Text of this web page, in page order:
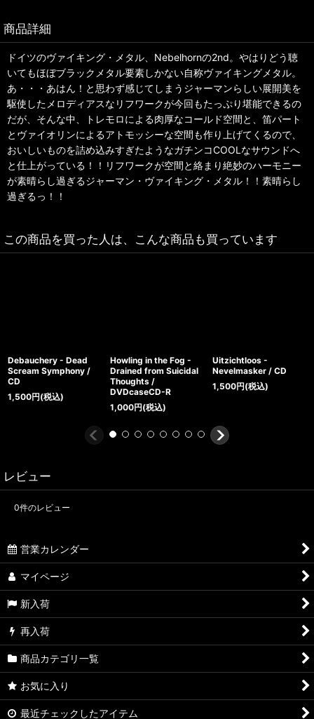
商品詳細
ドイツのヴァイキング・メタル、Nebelhornの2nd。やはりどう聴
いてもほぼブラックメタル要素しかない自称ヴァイキングメタル。
あ・・・あはん！と思わず感じてしまうジャーマンらしい展開美を
駆使したメロディアスなリフワークが今回もたっぷり堪能できるの
だが、そんな中、トレモロによる肉厚なコールド空間と、笛パート
とヴァイオリンによるアトモッシーな空間も作り上げてくるので、
おいしいものを詰め込みすぎたようなガチンコCOOLなサウンドへ
と仕上がっている！！リフワークが空間と絡まり絶妙のハーモニー
が素晴らし過ぎるジャーマン・ヴァイキング・メタル！！素晴らし
過ぎるっ！！
この商品を買った人は、こんな商品も買っています
Debauchery - Dead
Scream Symphony /
CD
1,500円(税込)
Howling in the Fog -
Drained from Suicidal
Thoughts /
DVDcaseCD-R
1,000円(税込)
Uitzichtloos -
Nevelmasker / CD
1,500円(税込)
レビュー
0件のレビュー
営業カレンダー
マイページ
新入荷
再入荷
商品カテゴリ一覧
お気に入り
最近チェックしたアイテム